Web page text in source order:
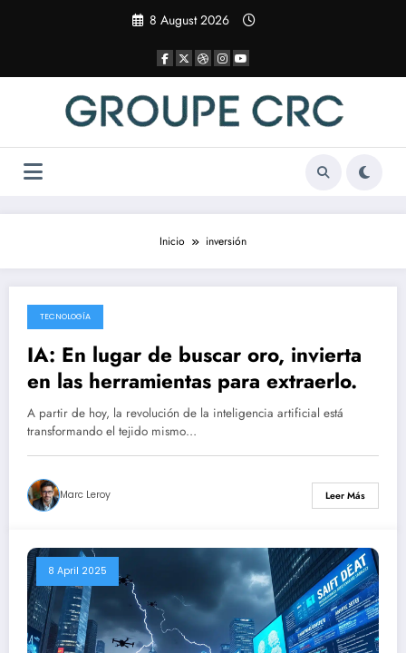
8 August 2026
Inicio inversión
17 April 2025
TECNOLOGÍA
IA: En lugar de buscar oro, invierta
en las herramientas para extraerlo.
A partir de hoy, la revolución de la inteligencia artificial está
transformando el tejido mismo…
Marc Leroy Leer Más
8 April 2025